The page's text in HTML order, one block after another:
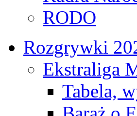
RODO
Rozgrywki
Ekstraliga
Tabela,